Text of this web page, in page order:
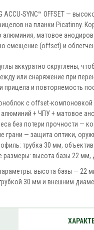
ACCU-SYNC™ OFFSET —
на планки Picatinny.
алюминия, матовое
смещение (offset) и
аккуратно скруглены,
или снаряжение при
прицела и повторяемость
с offset-компоновкой
+ ЧПУ + матовое
без потери прочности —
грани — защита оптики,
трубка 30 мм,
размеры: высота базы 22
высота базы — 22
30 мм и внешним